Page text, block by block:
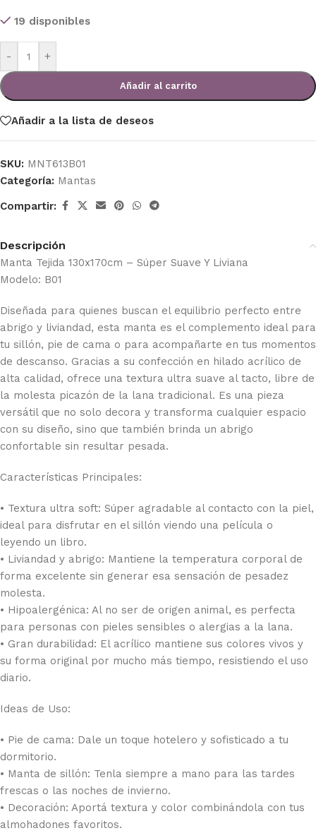
19 disponibles
- +
Añadir al carrito
Añadir a la lista de deseos
SKU: MNT613B01
Categoría: Mantas
Compartir:
Descripción
Manta Tejida 130x170cm – Súper Suave Y Liviana
Modelo: B01
Diseñada para quienes buscan el equilibrio perfecto entre
abrigo y liviandad, esta manta es el complemento ideal para
tu sillón, pie de cama o para acompañarte en tus momentos
de descanso. Gracias a su confección en hilado acrílico de
alta calidad, ofrece una textura ultra suave al tacto, libre de
la molesta picazón de la lana tradicional. Es una pieza
versátil que no solo decora y transforma cualquier espacio
con su diseño, sino que también brinda un abrigo
confortable sin resultar pesada.
Características Principales:
• Textura ultra soft: Súper agradable al contacto con la piel,
ideal para disfrutar en el sillón viendo una película o
leyendo un libro.
• Liviandad y abrigo: Mantiene la temperatura corporal de
forma excelente sin generar esa sensación de pesadez
molesta.
• Hipoalergénica: Al no ser de origen animal, es perfecta
para personas con pieles sensibles o alergias a la lana.
• Gran durabilidad: El acrílico mantiene sus colores vivos y
su forma original por mucho más tiempo, resistiendo el uso
diario.
Ideas de Uso:
• Pie de cama: Dale un toque hotelero y sofisticado a tu
dormitorio.
• Manta de sillón: Tenla siempre a mano para las tardes
frescas o las noches de invierno.
• Decoración: Aportá textura y color combinándola con tus
almohadones favoritos.